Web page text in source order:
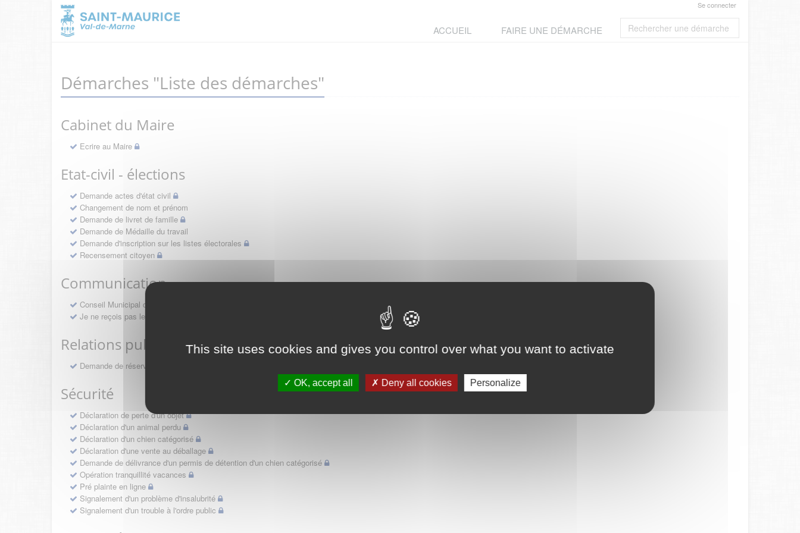
This site uses cookies and gives you control over what you want to activate
OK, accept all Deny all cookies Personalize
Se connecter
ACCUEIL FAIRE UNE DÉMARCHE
Démarches "Liste des démarches"
Cabinet du Maire
Ecrire au Maire
Etat-civil - élections
Demande actes d'état civil
Changement de nom et prénom
Demande de livret de famille
Demande de Médaille du travail
Demande d'inscription sur les listes électorales
Recensement citoyen
Communication
Conseil Municipal des Jeunes
Je ne reçois pas le Saint-Maurice Info
Relations publiques
Demande de réservation d'une salle municipale
Sécurité
Déclaration de perte d'un objet
Déclaration d'un animal perdu
Déclaration d'un chien catégorisé
Déclaration d'une vente au déballage
Demande de délivrance d'un permis de détention d'un chien catégorisé
Opération tranquillité vacances
Pré plainte en ligne
Signalement d'un problème d'insalubrité
Signalement d'un trouble à l'ordre public